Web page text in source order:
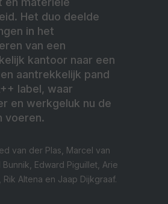
Het duo deelde
in het
van een
kantoor naar een
aantrekkelijk pand
label, waar
en werkgeluk nu de
voeren.
van der Plas, Marcel van
Edward Piguillet, Arie
Rik Altena en Jaap Dijkgraaf.